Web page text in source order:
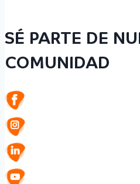
SÉ PARTE DE
COMUNIDAD